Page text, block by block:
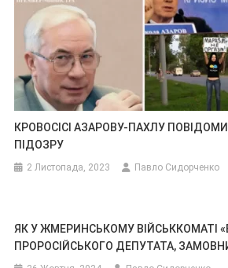
КРОВОСІСІ АЗАРОВУ-ПАХЛУ
ПІДОЗРУ
2 Листопада, 2023 Павло Сидорченко
ЯК У ЖМЕРИНСЬКОМУ ВІЙСЬККОМАТІ
ПРОРОСІЙСЬКОГО ДЕПУТАТА,